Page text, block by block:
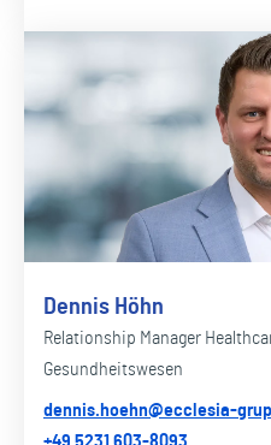
Dennis Höhn
Relationship Manager
Gesundheitswesen
dennis.hoehn@ecclesia-